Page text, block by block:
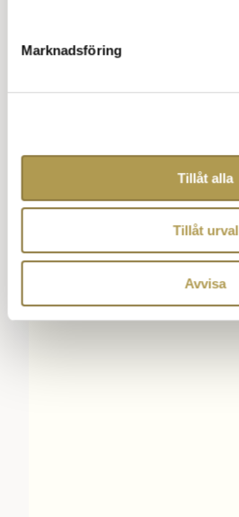
Marknadsföring
Tillåt alla
Tillåt urval
Avvisa